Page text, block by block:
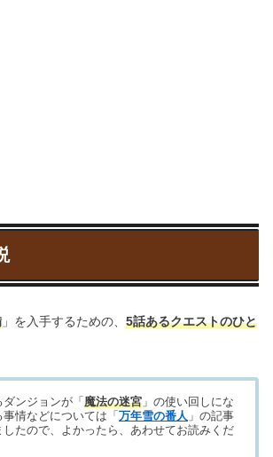
」を入手するための、 5話あるクエストのひと
ンジョンが「 魔法の迷宮 」の使い回しにな
事情などについては「 万年雪の番人 」の記事
したので、よかったら、あわせてお読みくだ